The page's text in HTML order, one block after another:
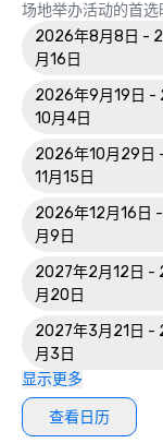
场地举办活动的首选
2026年8月8日 -
月16日
2026年9月19日 -
10月4日
2026年10月29日
11月15日
2026年12月16日
月9日
2027年2月12日 -
月20日
2027年3月21日 -
月3日
显示更多
查看日历